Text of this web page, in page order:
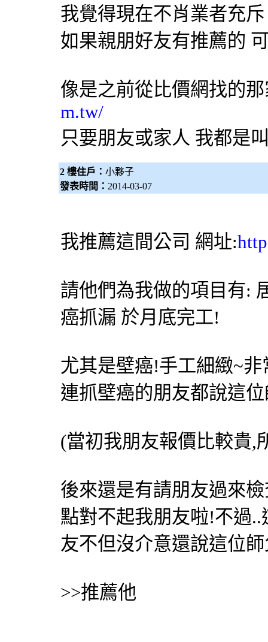
我覺得現在不肖業者充斥
如果親朋好友有推薦的
像是之前從比價網找的
m.tw/
只要朋友或家人 我都是
2 樓住戶： 小夥子
發表時間： 2014-03-07
我推薦這間公司 網址:
請他們為我做的項目有:
癌抓漏 於月底完工!
尤其是壁癌!手工細緻~
連抓壁癌的朋友都說這
(當初我朋友報價比較貴,
後來還是有請朋友過來
點對不起我朋友啦!不過
友不但沒介意還說這位
>>推薦他